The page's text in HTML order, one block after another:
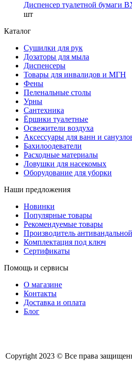
Диспенсер туалетной бумаги
шт
Каталог
Сушилки для рук
Дозаторы для мыла
Диспенсеры
Товары для инвалидов и МГН
Фены
Пеленальные столы
Урны
Сантехника
Ёршики туалетные
Освежители воздуха
Аксессуары для ванн и
Бахилоодеватели
Расходные материалы
Ловушки для насекомых
Оборудование для уборки
Наши предложения
Новинки
Популярные товары
Рекомендуемые товары
Производитель
Комплектация под ключ
Сертификаты
Помощь и сервисы
О магазине
Контакты
Доставка и оплата
Блог
Copyright 2023 © Все права